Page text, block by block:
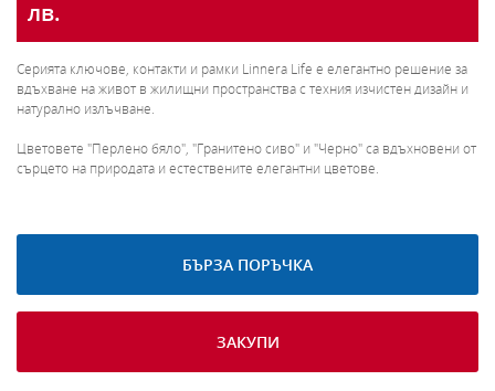
лв.
Серията ключове, контакти и рамки Linnera Life е елегантно решение за
вдъхване на живот в жилищни пространства с техния изчистен дизайн и
натурално излъчване.
Цветовете "Перлено бяло", "Гранитено сиво" и "Черно" са вдъхновени от
сърцето на природата и естествените елегантни цветове.
БЪРЗА ПОРЪЧКА
ЗАКУПИ